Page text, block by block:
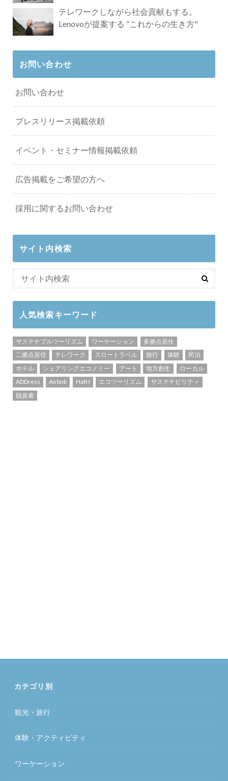
テレワークしながら社会貢献もする。
Lenovoが提案する ”これからの生き方"
お問い合わせ
お問い合わせ
プレスリリース掲載依頼
イベント・セミナー情報掲載依頼
広告掲載をご希望の方へ
採用に関するお問い合わせ
サイト内検索
人気検索キーワード
サステナブルツーリズム ワーケーション
多拠点居住
二拠点居住
テレワーク スロートラベル 旅行 体験
民泊
ホテル
シェアリングエコノミー アート 地方創生
ローカル
ADDress
Airbnb HafH エコツーリズム
サステナビリティ
脱炭素
カテゴリ別
観光・旅行
体験・アクティビティ
ワーケーション